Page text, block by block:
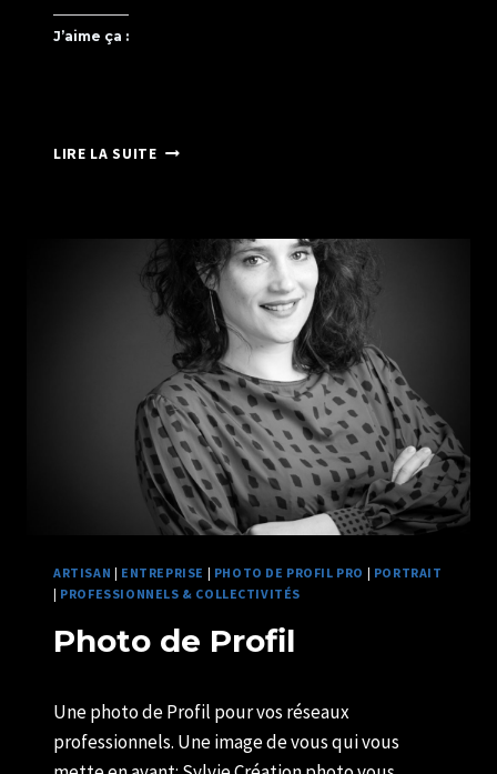
J’aime ça :
LIRE LA SUITEPHOTOS
HÔTEL
PREMIÈRE
CLASSE
LISIEUX
ARTISAN | ENTREPRISE | PHOTO DE PROFIL PRO | PORTRAIT
| PROFESSIONNELS & COLLECTIVITÉS
Photo de Profil
U82599339
Une photo de Profil pour vos réseaux
professionnels. Une image de vous qui vous